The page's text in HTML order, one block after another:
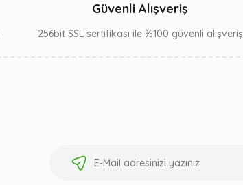
Güvenli Alışveriş
256bit SSL sertifikası ile %100 güvenli alışveriş